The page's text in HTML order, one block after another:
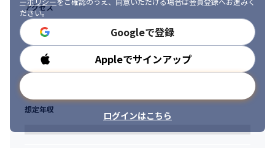
で1on1形式のキャリアコンサルティングを実施します。業務に関
わる内容に限らず、社員1人1人のライフキャリアに寄り添って話
を聞きます。
・社員一人一人にメンターが付き、1on1形式のヒアリングを行い
ます。定期的な成長支援の実施や担当業務に課題や懸念がないか
をヒアリングすることで働く満足度の向上を促進していきます。
＜スキルアップ支援＞
・自身の「現在の市場価値」を確認することが出来るのが「単価
査定制度」です。実際の営業チームによる「市場価値に沿った単
価見積」が行われますので、エンジニア社員にとっては、今後の
ださい。
Googleで登録
Appleでサインアップ
ログインはこちら
アクセス
勤務時間
想定年収